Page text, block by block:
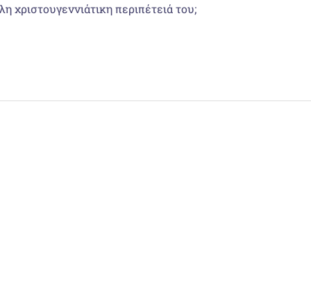
χριστουγεννιάτικη περιπέτειά του;